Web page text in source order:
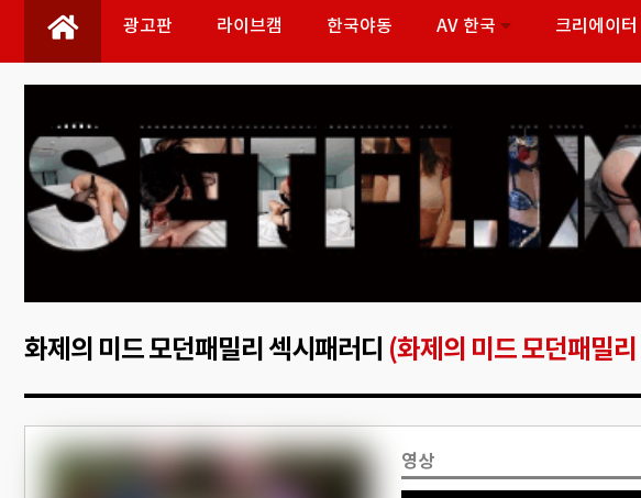
광고판 라이브캠 한국야동 AV 한국 크리에이터
화제의 미드 모던패밀리 섹시패러디 (화제의 미드 모던패밀
영상